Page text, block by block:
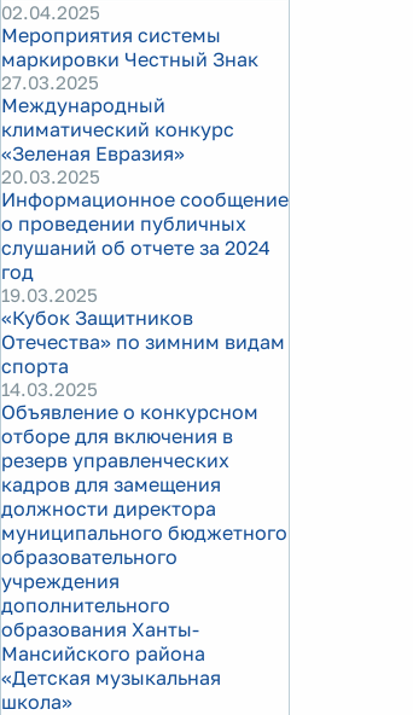
02.04.2025
Мероприятия системы
маркировки Честный Знак
27.03.2025
Международный
климатический конкурс
«Зеленая Евразия»
20.03.2025
Информационное сообщение
о проведении публичных
слушаний об отчете за 2024
год
19.03.2025
«Кубок Защитников
Отечества» по зимним видам
спорта
14.03.2025
Объявление о конкурсном
отборе для включения в
резерв управленческих
кадров для замещения
должности директора
муниципального бюджетного
образовательного
учреждения
дополнительного
образования Ханты-
Мансийского района
«Детская музыкальная
школа»